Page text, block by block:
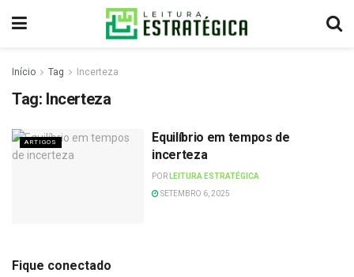
Início Tag Incerteza
Tag: Incerteza
ARTIGOS
Equilíbrio em tempos de
incerteza
POR LEITURA ESTRATÉGICA
SETEMBRO 6, 2025
Fique conectado